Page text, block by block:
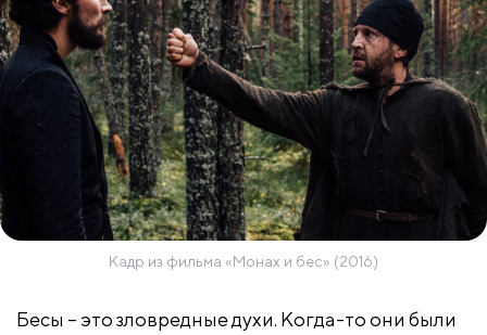
Кадр из фильма «Монах и бес» (2016)
Бесы – это зловредные духи. Когда-то они были